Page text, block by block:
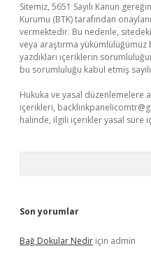
Sitemiz, 5651 Sayılı Kanun
Kurumu (BTK) tarafından
vermektedir. Bu nedenle,
veya araştırma
yazdıkları içeriklerin
bu sorumluluğu kabul etmiş
Hukuka ve yasal düzenlemelere
içerikleri,
halinde, ilgili içerikler yasal süre
Son yorumlar
Bağ Dokular Nedir için admin